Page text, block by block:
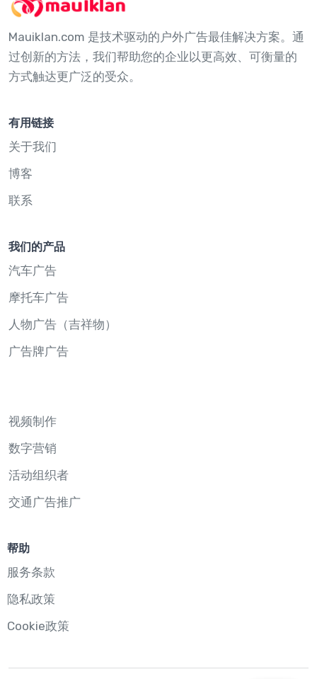
Mauiklan.com 是技术驱动的户外广告最佳解决方案。通
过创新的方法，我们帮助您的企业以更高效、可衡量的
方式触达更广泛的受众。
有用链接
关于我们
博客
联系
我们的产品
汽车广告
摩托车广告
人物广告（吉祥物）
广告牌广告
视频制作
数字营销
活动组织者
交通广告推广
帮助
服务条款
隐私政策
Cookie政策